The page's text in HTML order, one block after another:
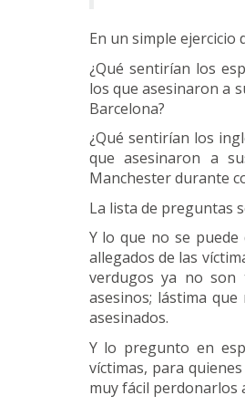
En un simple
¿Qué sentirían los
los que asesinaron a
Barcelona?
¿Qué sentirían los
que asesinaron a
Manchester durante
La lista de preguntas
Y lo que no se
allegados de las
verdugos ya no son
asesinos; lástima
asesinados.
Y lo pregunto en
víctimas, para
muy fácil perdonarlos